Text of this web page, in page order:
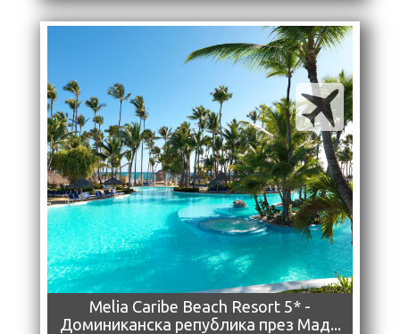
Melia Caribe Beach Resort 5* -
Доминиканска република през Мад...